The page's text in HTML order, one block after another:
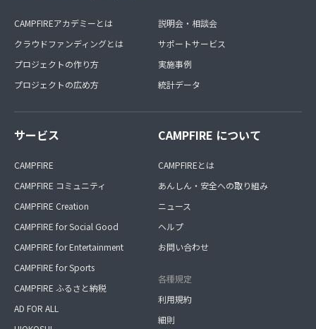
CAMPFIREアカデミーとは
クラウドファンディングとは
プロジェクトの作り方
プロジェクトの広め方
説明会・相談会
サポートサービス
実施事例
統計データ
サービス
CAMPFIRE
CAMPFIRE コミュニティ
CAMPFIRE Creation
CAMPFIRE for Social Good
CAMPFIRE for Entertainment
CAMPFIRE for Sports
CAMPFIRE ふるさと納税
AD FOR ALL
CAMPFIRE について
CAMPFIREとは
あんしん・安全への取り組み
ニュース
ヘルプ
お問い合わせ
各種規定
利用規約
細則